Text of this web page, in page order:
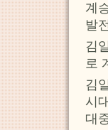
계
발
김
로
김
시
대